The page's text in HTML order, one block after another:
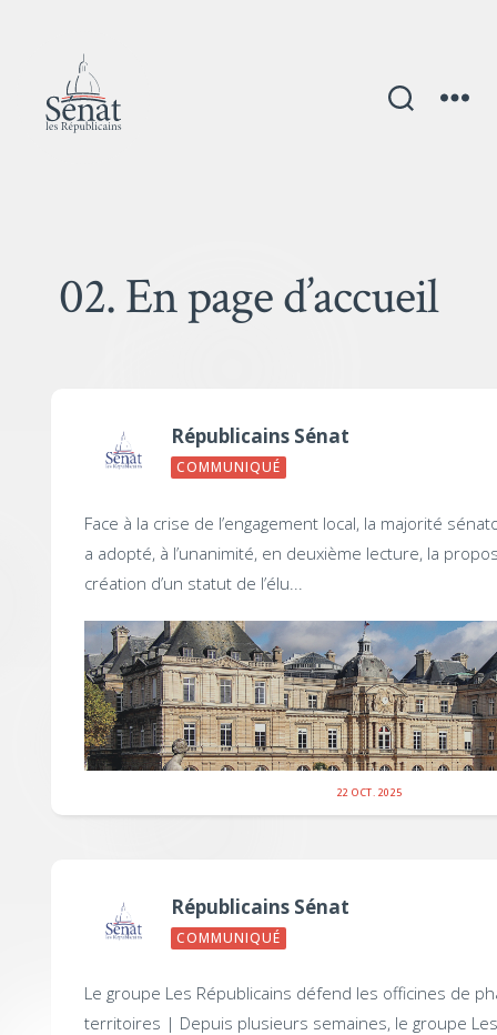
02. En page d’accueil
Républicains Sénat
COMMUNIQUÉ
Face à la crise de l’engagement local, la majorité
a adopté, à l’unanimité, en deuxième lecture, la
création d’un statut de l’élu...
22 OCT. 2025
Républicains Sénat
COMMUNIQUÉ
Le groupe Les Républicains défend les officines de
territoires | Depuis plusieurs semaines, le groupe